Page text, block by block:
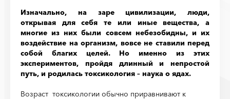
Изначально, на заре цивилизации, люди,
открывая для себя те или иные вещества, а
многие из них были совсем небезобидны, и их
воздействие на организм, вовсе не ставили перед
собой благих целей. Но именно из этих
экспериментов, пройдя длинный и непростой
путь, и родилась токсикология – наука о ядах.
Возраст токсикологии обычно приравнивают к